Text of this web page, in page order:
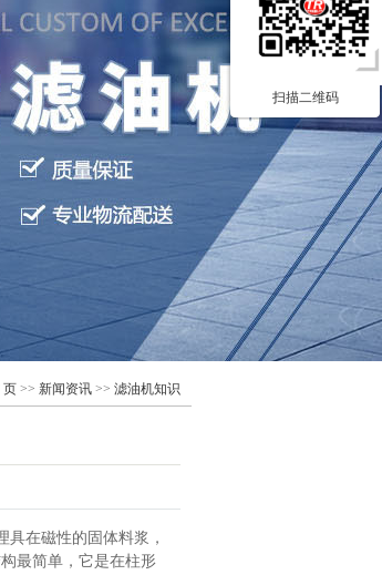
页 >> 新闻资讯 >> 滤油机知识
在磁性的固体料浆，
最简单，它是在柱形
扫描二维码